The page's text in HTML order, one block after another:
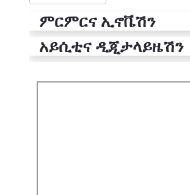
ምርምርና ኢኖቬሽን
አይሲቲና ዲጂታላይዜሽን